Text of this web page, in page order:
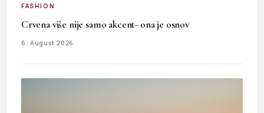
FASHION
Crvena više nije samo akcent- ona je osnov
6. August 2026.